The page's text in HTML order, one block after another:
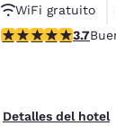
WiFi gratuito
Desayuno
calificación de
3.7
Detalles del hotel